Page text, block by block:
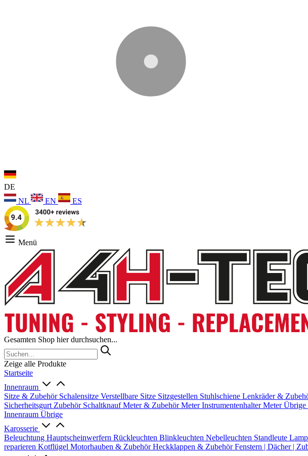
DE
NL
EN ES
Menü
Gesamten Shop hier durchsuchen...
Zeige alle Produkte
Startseite
Innenraum
Sitze & Zubehör Schalensitze Verstellbare Sitze Sitzgestellen Stuhlschiene Lenkräder &
Sicherheitsgurt Zubehör SchaltknaufMeter & ZubehörMeterInstrumentenhalterMeter Übrige
Innenraum Übrige
Karosserie
Beleuchtung Hauptscheinwerfern Rückleuchten Blinkleuchten Nebelleuchten Standleute
reparieren Kotflügel Motorhauben & ZubehörHeckklappen & ZubehörFenstern | Dächer |